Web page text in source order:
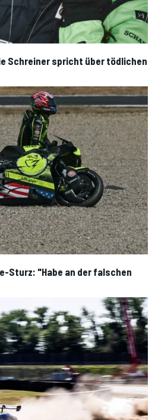
Schreiner spricht über tödlichen
Sturz: "Habe an der falschen